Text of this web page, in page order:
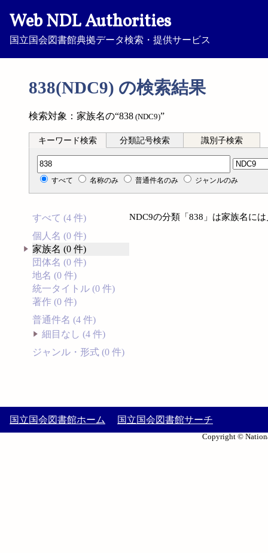
Web NDL Authorities
国立国会図書館典拠データ検索・提供サービス
838(NDC9) の検索結果
検索対象：家族名の“838 (NDC9)”
キーワード検索 分類記号検索 識別子検索
分類記号検索
すべて 名称のみ 普通件名のみ ジャンルのみ
すべて (4 件)
個人名 (0 件)
家族名 (0 件)
団体名 (0 件)
地名 (0 件)
統一タイトル (0 件)
著作 (0 件)
普通件名 (4 件)
細目なし (4 件)
ジャンル・形式 (0 件)
NDC9の分類「838」は家族名に
国立国会図書館ホーム 国立国会図書館サーチ
Copyright ©